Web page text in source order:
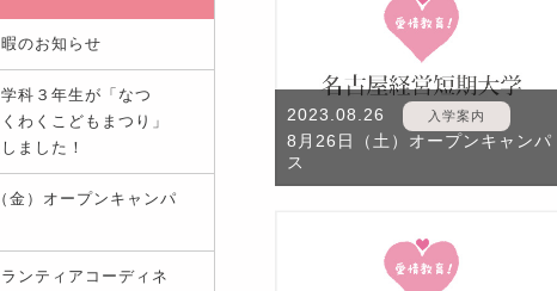
2023.08.26 入学案内
8月26日（土）オープンキャンパ
ス
のお知らせ
科３年生が「なつ
わくこどもまつり」
ました！
）オープンキャンパ
ンティアコーディネ